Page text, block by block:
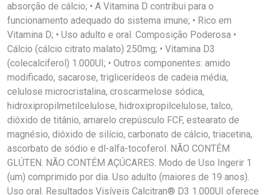
absorção de cálcio; • A Vitamina D contribui para o
funcionamento adequado do sistema imune; • Rico em
Vitamina D; • Uso adulto e oral. Composição Poderosa •
Cálcio (cálcio citrato malato) 250mg; • Vitamina D3
(colecalciferol) 1.000UI; • Outros componentes: amido
modificado, sacarose, triglicerídeos de cadeia média,
celulose microcristalina, croscarmelose sódica,
hidroxipropilmetilcelulose, hidroxipropilcelulose, talco,
dióxido de titânio, amarelo crepúsculo FCF, estearato de
magnésio, dióxido de silício, carbonato de cálcio, triacetina,
ascorbato de sódio e dl-alfa-tocoferol. NÃO CONTÉM
GLÚTEN. NÃO CONTÉM AÇÚCARES. Modo de Uso Ingerir 1
(um) comprimido por dia. Uso adulto (maiores de 19 anos).
Uso oral. Resultados Visíveis Calcitran® D3 1.000UI oferece